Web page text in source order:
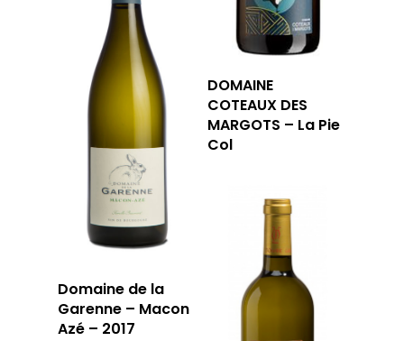
DOMAINE
COTEAUX DES
MARGOTS – La Pie
Col
Domaine de la
Garenne – Macon
Azé – 2017